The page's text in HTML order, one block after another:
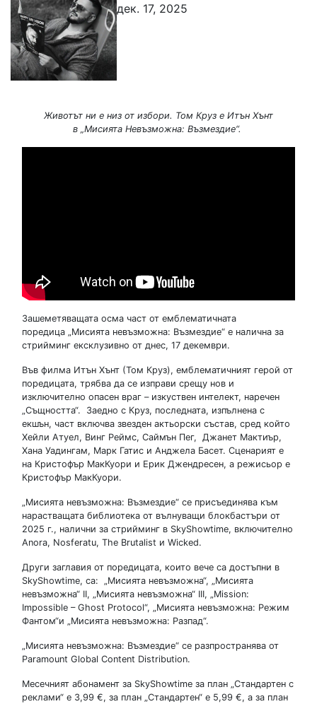
дек. 17, 2025
Животът ни е низ от избори. Том Круз е Итън Хънт
в „Мисията Невъзможна: Възмездие“.
Зашеметяващата осма част от емблематичната
поредица „Мисията невъзможна: Възмездие“ е налична за
стрийминг ексклузивно от днес, 17 декември.
Във филма Итън Хънт (Том Круз), емблематичният герой от
поредицата, трябва да се изправи срещу нов и
изключително опасен враг – изкуствен интелект, наречен
„Същността“. Заедно с Круз, последната, изпълнена с
екшън, част включва звезден актьорски състав, сред който
Хейли Атуел, Винг Реймс, Саймън Пег, Джанет Мактиър,
Хана Уадингам, Марк Гатис и Анджела Басет. Сценарият е
на Кристофър МакКуори и Ерик Джендресен, а режисьор е
Кристофър МакКуори.
„Мисията невъзможна: Възмездие“ се присъединява към
нарастващата библиотека от вълнуващи блокбастъри от
2025 г., налични за стрийминг в SkyShowtime, включително
Anora, Nosferatu, The Brutalist и Wicked.
Други заглавия от поредицата, които вече са достъпни в
SkyShowtime, са: „Мисията невъзможна“, „Мисията
невъзможна“ II, „Мисията невъзможна“ III, „Mission:
Impossible – Ghost Protocol“, „Мисията невъзможна: Режим
Фантом“и „Мисията невъзможна: Разпад“.
„Мисията невъзможна: Възмездие“ се разпространява от
Paramount Global Content Distribution.
Месечният абонамент за SkyShowtime за план „Стандартен с
реклами“ е 3,99 €, за план „Стандартен“ е 5,99 €, а за план